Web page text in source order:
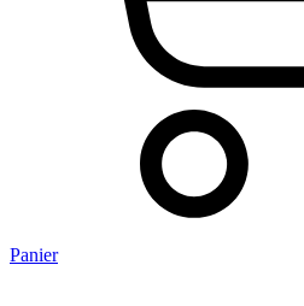
Panier